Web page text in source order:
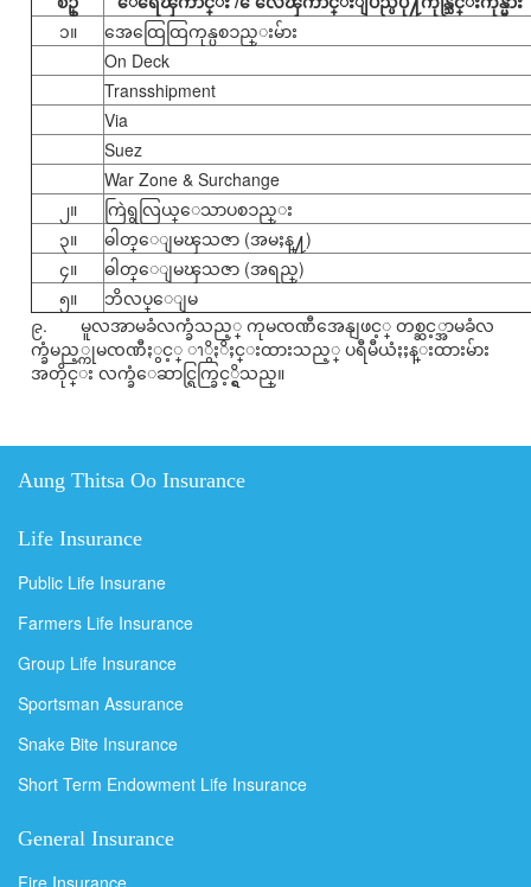
၁။
အေထြေထြကုန္ပစၥည္းမ်ား
On Deck
Transshipment
Via
Suez
War Zone & Surchange
၂။
ကြဲရွလြယ္ေသာပစၥည္း
၃။
ဓါတ္ေျမၾသဇာ (အမႈန္႔)
၄။
ဓါတ္ေျမၾသဇာ (အရည္)
၅။
ဘိလပ္ေျမ
၉. မူလအာမခံလက္ခံသည့္ ကုမၸဏီအေနျဖင့္ တစ္ဆင့္အာမခံလ
က္ခံမည့္ကုမၸဏီႏွင့္ ၫွိႏိႈင္းထားသည့္ ပရီမီယံႏႈန္းထားမ်ား
အတိုင္း လက္ခံေဆာင္ရြက္ခြင့္ရွိသည္။
Aung Thitsa Oo Insurance
Life Insurance
Public Life Insurane
Farmers Life Insurance
Group Life Insurance
Sportsman Assurance
Snake Bite Insurance
Short Term Endowment Life Insurance
General Insurance